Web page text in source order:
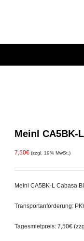
Meinl CA5BK-
7,50€ (zzgl. 19% MwSt.)
Meinl CA5BK-L Cabasa
Transportanforderung:
Tagesmietpreis: 7,50€